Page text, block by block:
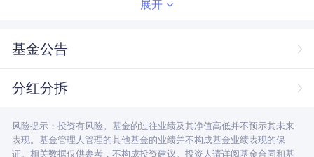
12.01%
兴发集团(600141)
新安股份(600596) 1.19% 5.59% 5.59%
展开
基金公告
分红分拆
风险提示：投资有风险。基金的过往业绩及其净值高低并不预示其未来
表现。基金管理人管理的其他基金的业绩并不构成基金业绩表现的保
证。相关数据仅供参考，不构成投资建议。投资人请详阅基金合同和基